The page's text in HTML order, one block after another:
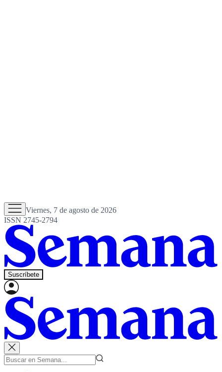
Viernes, 7 de agosto de 2026
ISSN 2745-2794
Suscríbete